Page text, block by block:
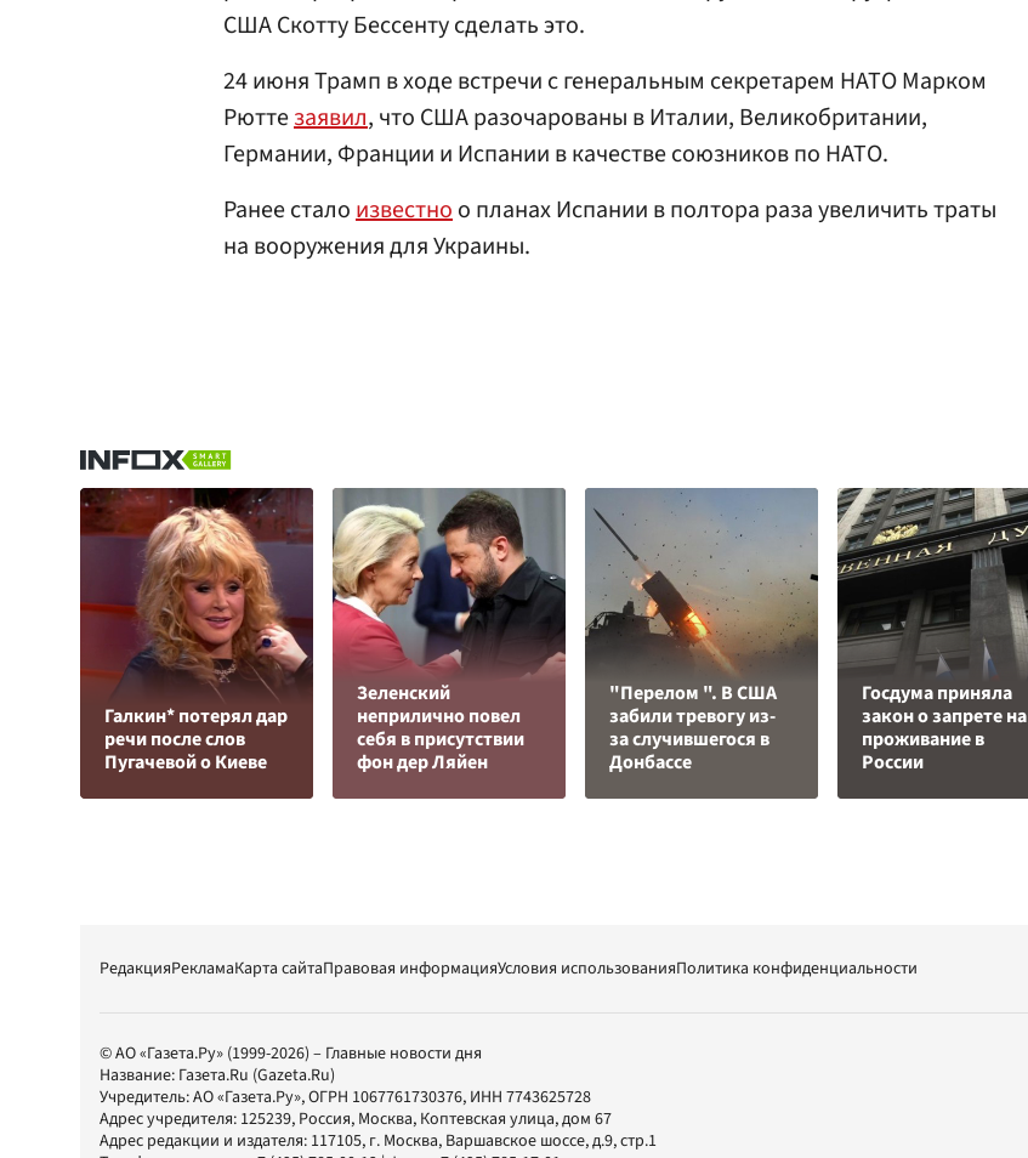
США Скотту Бессенту сделать это.
24 июня Трамп в ходе встречи с генеральным секретарем НАТО Марком
Рюттезаявил, что США разочарованы в Италии, Великобритании,
Германии, Франции и Испании в качестве союзников по НАТО.
Ранее сталоизвестноо планах Испании в полтора раза увеличить траты
на вооружения для Украины.
Галкин* потерял дар
речи после слов
Пугачевой о Киеве
Зеленский
неприлично повел
cебя в присутствии
фон дер Ляйен
"Перелом ". В США
забили тревогу из-
за случившегося в
Донбассе
Госдума приняла
закон о запрете на
проживание в
России
РедакцияРекламаКарта сайтаПравовая информацияУсловия использованияПолитика конфиденциальности
© АО «Газета.Ру» (1999-2026) – Главные новости дня
Название: Газета.Ru (Gazeta.Ru)
Учредитель:АО «Газета.Ру», ОГРН 1067761730376, ИНН 7743625728
Адрес учредителя: 125239, Россия, Москва, Коптевская улица, дом 67
Адрес редакции и издателя: 117105, г. Москва, Варшавское шоссе, д.9, стр.1